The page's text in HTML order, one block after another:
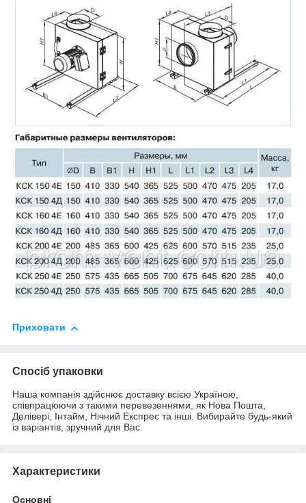
Приховати
Спосіб упаковки
Наша компанія здійснює доставку всією Україною,
співпрацюючи з такими перевезеннями, як Нова Пошта,
Делівері, Інтайм, Нічний Експрес та інші. Вибирайте будь-який
із варіантів, зручний для Вас.
Характеристики
Основні